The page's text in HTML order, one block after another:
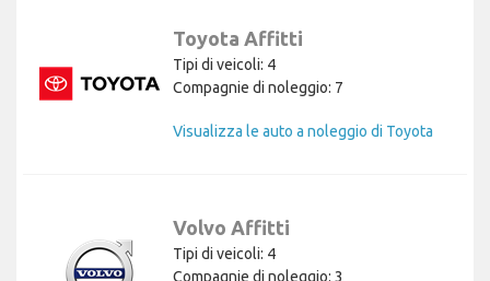
Toyota Affitti
Tipi di veicoli: 4
Compagnie di noleggio: 7
Visualizza le auto a noleggio di Toyota
Volvo Affitti
Tipi di veicoli: 4
Compagnie di noleggio: 3